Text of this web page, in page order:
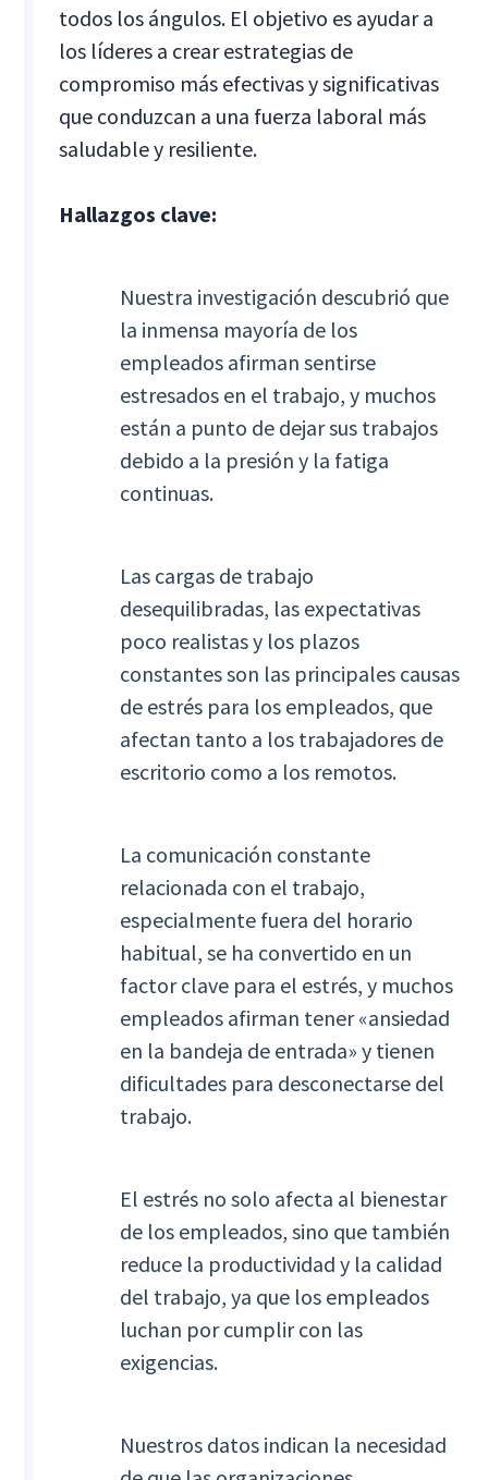
todos los ángulos. El objetivo es ayudar a
los líderes a crear estrategias de
compromiso más efectivas y significativas
que conduzcan a una fuerza laboral más
saludable y resiliente.
Hallazgos clave:
Nuestra investigación descubrió que
la inmensa mayoría de los
empleados afirman sentirse
estresados en el trabajo, y muchos
están a punto de dejar sus trabajos
debido a la presión y la fatiga
continuas.
Las cargas de trabajo
desequilibradas, las expectativas
poco realistas y los plazos
constantes son las principales causas
de estrés para los empleados, que
afectan tanto a los trabajadores de
escritorio como a los remotos.
La comunicación constante
relacionada con el trabajo,
especialmente fuera del horario
habitual, se ha convertido en un
factor clave para el estrés, y muchos
empleados afirman tener «ansiedad
en la bandeja de entrada» y tienen
dificultades para desconectarse del
trabajo.
El estrés no solo afecta al bienestar
de los empleados, sino que también
reduce la productividad y la calidad
del trabajo, ya que los empleados
luchan por cumplir con las
exigencias.
Nuestros datos indican la necesidad